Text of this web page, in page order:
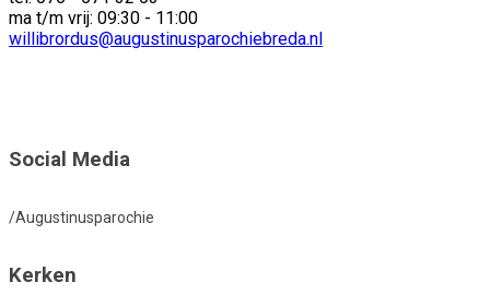
ma t/m vrij: 09:30 - 11:00
willibrordus@augustinusparochiebreda.nl
Social Media
/Augustinusparochie
Kerken